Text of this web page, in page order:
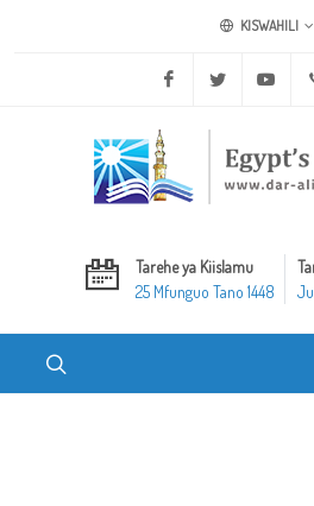
KISWAHILI
Facebook Twitter
Tarehe ya Kiislamu
25 Mfunguo Tano 1448